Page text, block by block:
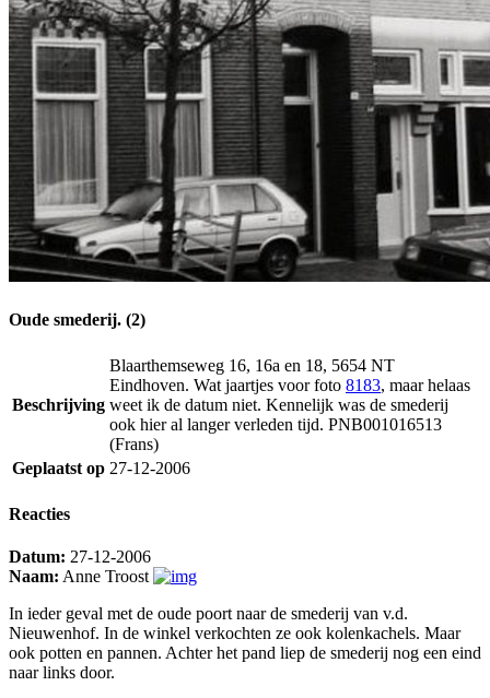
Oude smederij. (2)
Beschrijving
Blaarthemseweg 16, 16a en 18, 5654 NT
Eindhoven. Wat jaartjes voor foto 8183, maar helaas
weet ik de datum niet. Kennelijk was de smederij
ook hier al langer verleden tijd. PNB001016513
(Frans)
Geplaatst op 27-12-2006
Reacties
Datum: 27-12-2006
Naam: Anne Troost
In ieder geval met de oude poort naar de smederij van v.d.
Nieuwenhof. In de winkel verkochten ze ook kolenkachels. Maar
ook potten en pannen. Achter het pand liep de smederij nog een eind
naar links door.